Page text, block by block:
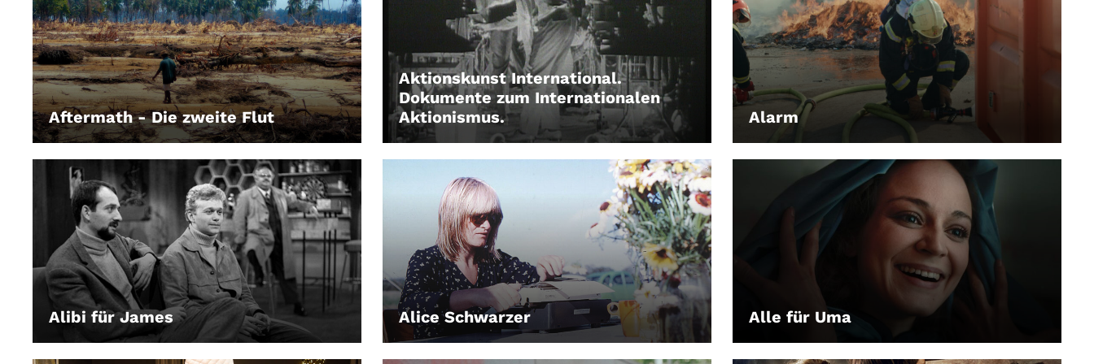
Aftermath - Die zweite Flut
LEIHEN
Aktionskunst International.
Dokumente zum Internationalen
Aktionismus.
LEIHEN Alarm
LEIHEN
Alibi für James
LEIHEN Alice Schwarzer
LEIHEN Alle für Uma
LEIHEN